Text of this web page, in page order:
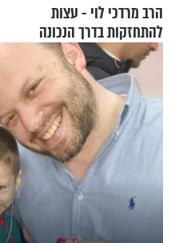
הרב מרדכי לוי - עצות
להתחזקות בדרך הנכונה